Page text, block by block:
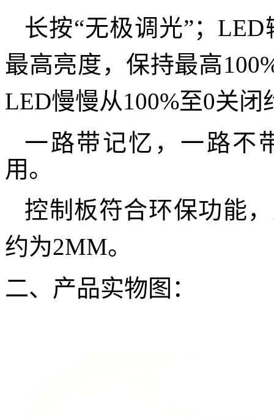
长按“无极调光”；
最高亮度，保持最高
LED慢慢从100%至0关闭
一路带记忆，一路不
用。
控制板符合环保功能
约为2MM。
二、产品实物图：